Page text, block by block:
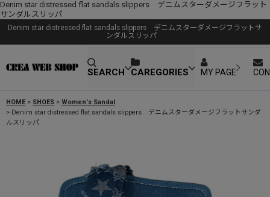
Denim star distressed flat sandals slippers デニムスターダメージフラット
サンダルスリッパ
Denim star distressed flat sandals slippers デニムスターダメージフラットサ
ンダルスリッパ
SEARCH CAREGORIES MY PAGE
HOME > SHOES > Women's Sandal
> Denim star distressed flat sandals slippers デニムスターダメージフラットサンダ
ルスリッパ